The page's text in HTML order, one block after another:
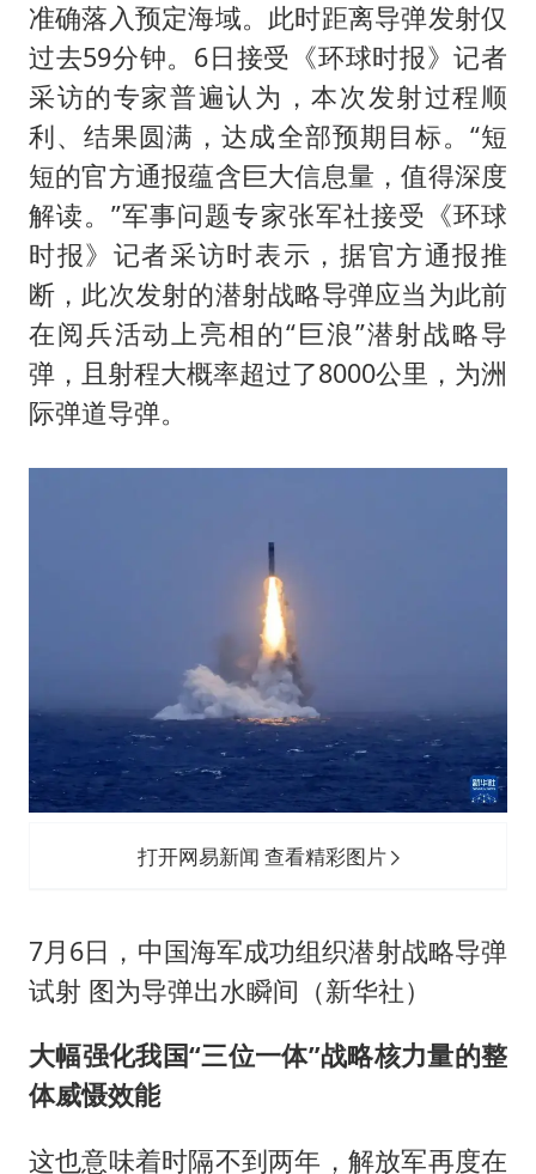
准确落入预定海域。此时距离导弹发射仅
过去59分钟。6日接受《环球时报》记者
采访的专家普遍认为，本次发射过程顺
利、结果圆满，达成全部预期目标。“短
短的官方通报蕴含巨大信息量，值得深度
解读。”军事问题专家张军社接受《环球
时报》记者采访时表示，据官方通报推
断，此次发射的潜射战略导弹应当为此前
在阅兵活动上亮相的“巨浪”潜射战略导
弹，且射程大概率超过了8000公里，为洲
际弹道导弹。
打开网易新闻 查看精彩图片
7月6日，中国海军成功组织潜射战略导弹
试射 图为导弹出水瞬间（新华社）
大幅强化我国“三位一体”战略核力量的整
体威慑效能
这也意味着时隔不到两年，解放军再度在